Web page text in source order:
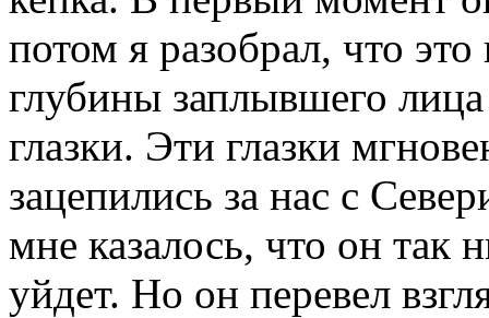
потом я разобрал, что
глубины заплывшего
глазки. Эти глазки
зацепились за нас с
мне казалось, что он так
уйдет. Но он перевел